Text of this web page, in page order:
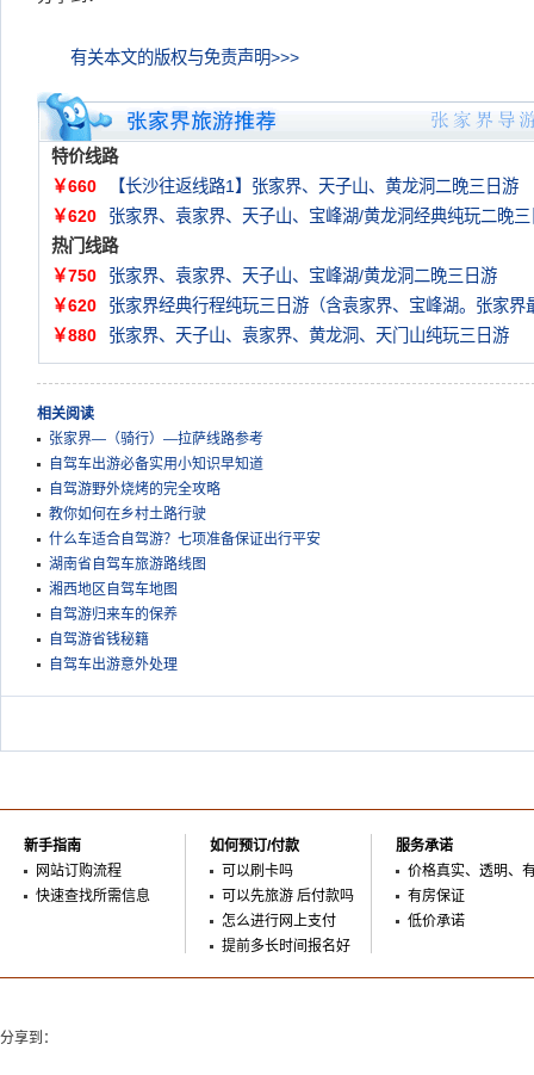
有关本文的版权与免责声明>>>
特价线路
￥660
【长沙往返线路1】张家界、天子山、黄龙洞二晚三日游
￥620
张家界、袁家界、天子山、宝峰湖/黄龙洞经典纯玩二晚三
热门线路
￥750
张家界、袁家界、天子山、宝峰湖/黄龙洞二晚三日游
￥620
张家界经典行程纯玩三日游（含袁家界、宝峰湖。张家界
￥880
张家界、天子山、袁家界、黄龙洞、天门山纯玩三日游
相关阅读
张家界—（骑行）—拉萨线路参考
自驾车出游必备实用小知识早知道
自驾游野外烧烤的完全攻略
教你如何在乡村土路行驶
什么车适合自驾游？七项准备保证出行平安
湖南省自驾车旅游路线图
湘西地区自驾车地图
自驾游归来车的保养
自驾游省钱秘籍
自驾车出游意外处理
新手指南
网站订购流程
快速查找所需信息
如何预订/付款
可以刷卡吗
可以先旅游 后付款吗
怎么进行网上支付
提前多长时间报名好
服务承诺
价格真实、透明、
有房保证
低价承诺
分享到：